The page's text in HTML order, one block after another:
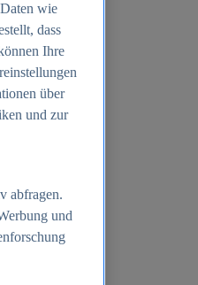
wie
dass
Ihre
über
und zur
abfragen.
und